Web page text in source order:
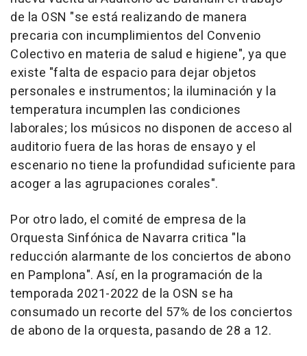
de la OSN "se está realizando de manera
precaria con incumplimientos del Convenio
Colectivo en materia de salud e higiene", ya que
existe "falta de espacio para dejar objetos
personales e instrumentos; la iluminación y la
temperatura incumplen las condiciones
laborales; los músicos no disponen de acceso al
auditorio fuera de las horas de ensayo y el
escenario no tiene la profundidad suficiente para
acoger a las agrupaciones corales".
Por otro lado, el comité de empresa de la
Orquesta Sinfónica de Navarra critica "la
reducción alarmante de los conciertos de abono
en Pamplona". Así, en la programación de la
temporada 2021-2022 de la OSN se ha
consumado un recorte del 57% de los conciertos
de abono de la orquesta, pasando de 28 a 12.